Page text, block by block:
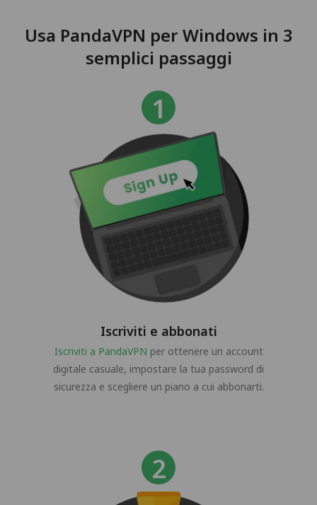
Usa PandaVPN per Windows in 3
semplici passaggi
Iscriviti e abbonati
Iscriviti a PandaVPN per ottenere un account
digitale casuale, impostare la tua password di
sicurezza e scegliere un piano a cui abbonarti.